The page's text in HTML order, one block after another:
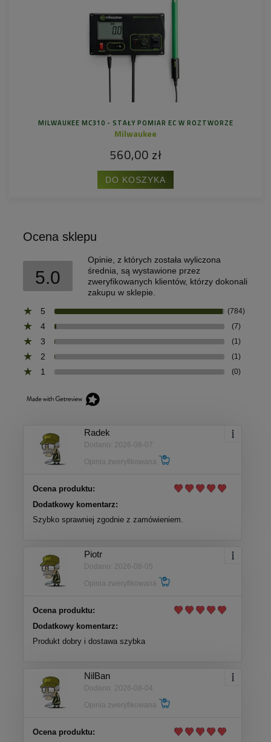
MILWAUKEE MC310 - STAŁY POMIAR EC W ROZTWORZE
Milwaukee
560,00 zł
DO KOSZYKA
Ocena sklepu
5.0
Opinie, z których została wyliczona
średnia, są wystawione przez
zweryfikowanych klientów, którzy dokonali
zakupu w sklepie.
5
(784)
4 (7)
3 (1)
2 (1)
1 (0)
Radek
Dodano: 2026-08-07
Opinia zweryfikowana
Ocena produktu:
Dodatkowy komentarz:
Szybko sprawniej zgodnie z zamówieniem.
Piotr
Dodano: 2026-08-05
Opinia zweryfikowana
Ocena produktu:
Dodatkowy komentarz:
Produkt dobry i dostawa szybka
NilBan
Dodano: 2026-08-04
Opinia zweryfikowana
Ocena produktu: